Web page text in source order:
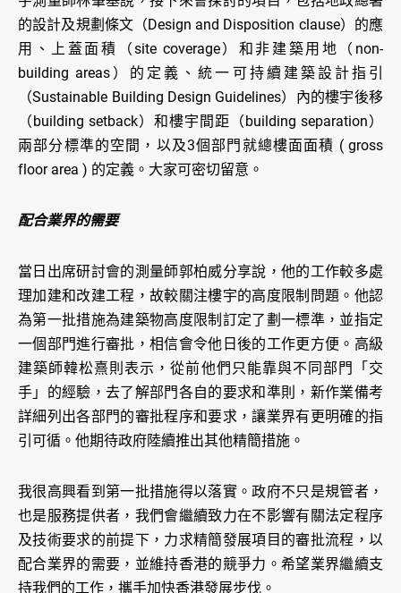
的設計及規劃條文（Design and Disposition clause）的應
用、上蓋面積（site coverage）和非建築用地（non-
building areas）的定義、統一可持續建築設計指引
（Sustainable Building Design Guidelines）內的樓宇後移
（building setback）和樓宇間距（building separation）
兩部分標準的空間，以及3個部門就總樓面面積 ( gross
floor area ) 的定義。大家可密切留意。
配合業界的需要
當日出席研討會的測量師郭柏威分享說，他的工作較多處
理加建和改建工程，故較關注樓宇的高度限制問題。他認
為第一批措施為建築物高度限制訂定了劃一標準，並指定
一個部門進行審批，相信會令他日後的工作更方便。高級
建築師韓松熹則表示，從前他們只能靠與不同部門「交
手」的經驗，去了解部門各自的要求和準則，新作業備考
詳細列出各部門的審批程序和要求，讓業界有更明確的指
引可循。他期待政府陸續推出其他精簡措施。
我很高興看到第一批措施得以落實。政府不只是規管者，
也是服務提供者，我們會繼續致力在不影響有關法定程序
及技術要求的前提下，力求精簡發展項目的審批流程，以
配合業界的需要，並維持香港的競爭力。希望業界繼續支
持我們的工作，攜手加快香港發展步伐。